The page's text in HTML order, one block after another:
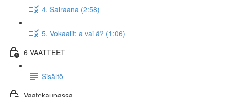
4. Sairaana (2:58)
5. Vokaalit: a vai ä? (1:06)
6 VAATTEET
Sisältö